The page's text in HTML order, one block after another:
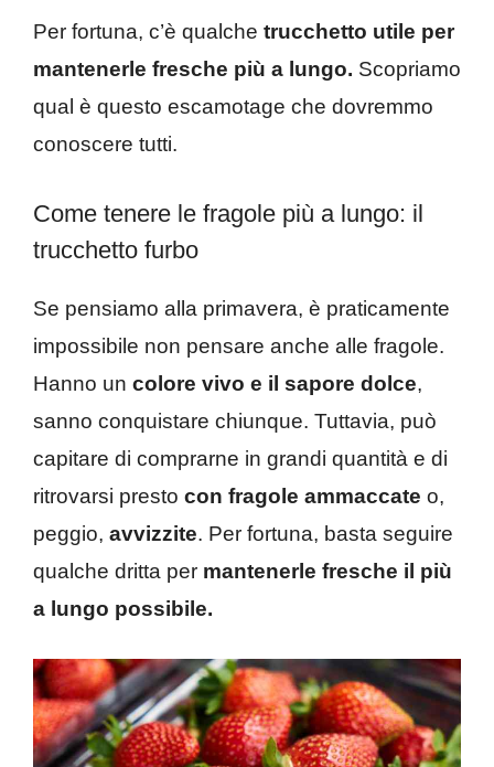
Per fortuna, c’è qualche trucchetto utile per
mantenerle fresche più a lungo. Scopriamo
qual è questo escamotage che dovremmo
conoscere tutti.
Come tenere le fragole più a lungo: il
trucchetto furbo
Se pensiamo alla primavera, è praticamente
impossibile non pensare anche alle fragole.
Hanno un colore vivo e il sapore dolce,
sanno conquistare chiunque. Tuttavia, può
capitare di comprarne in grandi quantità e di
ritrovarsi presto con fragole ammaccate o,
peggio, avvizzite. Per fortuna, basta seguire
qualche dritta per mantenerle fresche il più
a lungo possibile.